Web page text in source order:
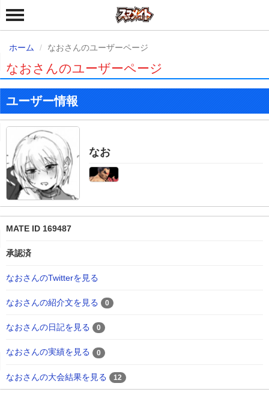
ホーム なおさんのユーザーページ
なおさんのユーザーページ
ユーザー情報
なお
MATE ID 169487
承認済
なおさんのTwitterを見る
なおさんの紹介文を見る 0
なおさんの日記を見る 0
なおさんの実績を見る 0
なおさんの大会結果を見る 12